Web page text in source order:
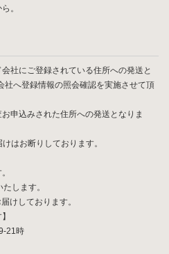
。
社にご登録されている住所への発送と
社へ登録情報の照会確認を実施させて頂
申込みされた住所への発送となりま
はお断りしております。
します。
けしております。
21時